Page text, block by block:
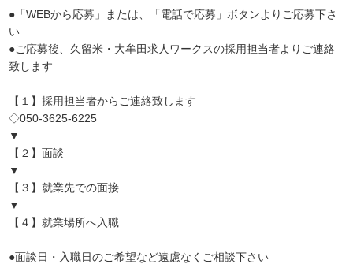
●「WEBから応募」または、「電話で応募」ボタンよりご応募下さ
い
●ご応募後、久留米・大牟田求人ワークスの採用担当者よりご連絡
致します
【１】採用担当者からご連絡致します
◇050-3625-6225
▼
【２】面談
▼
【３】就業先での面接
▼
【４】就業場所へ入職
●面談日・入職日のご希望など遠慮なくご相談下さい